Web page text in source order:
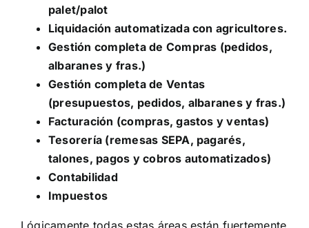
palet/palot
Liquidación automatizada con agricultores.
Gestión completa de Compras (pedidos,
albaranes y fras.)
Gestión completa de Ventas
(presupuestos, pedidos, albaranes y fras.)
Facturación (compras, gastos y ventas)
Tesorería (remesas SEPA, pagarés,
talones, pagos y cobros automatizados)
Contabilidad
Impuestos